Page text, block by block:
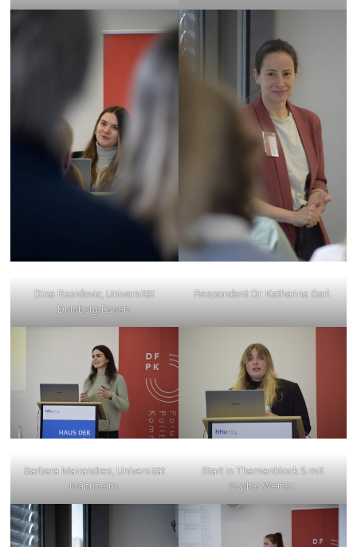
Dina Rasidovic, Universität
Duisburg-Essen.
Respondent Dr. Katharina Gerl.
Barbara Mairandres, Universität
Mannheim.
Start in Themenblock 5 mit
Sophie Weiner.